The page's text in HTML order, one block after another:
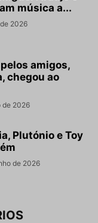
música a...
2026
amigos,
chegou ao
de 2026
Plutónio e Toy
de 2026